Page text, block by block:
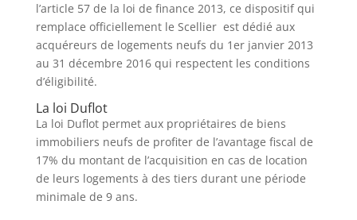
l’article 57 de la loi de finance 2013, ce dispositif qui
remplace officiellement le Scellier est dédié aux
acquéreurs de logements neufs du 1er janvier 2013
au 31 décembre 2016 qui respectent les conditions
d’éligibilité.
La loi Duflot
La loi Duflot permet aux propriétaires de biens
immobiliers neufs de profiter de l’avantage fiscal de
17% du montant de l’acquisition en cas de location
de leurs logements à des tiers durant une période
minimale de 9 ans.